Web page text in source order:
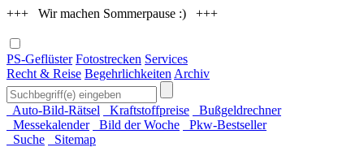
+++ Wir machen Sommerpause :) +++
PS-Geflüster Fotostrecken Services
Recht & Reise Begehrlichkeiten Archiv
Auto-Bild-Rätsel Kraftstoffpreise
Bußgeldrechner
Messekalender
Bild der Woche
Pkw-Bestseller
Suche
Sitemap